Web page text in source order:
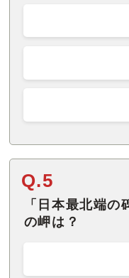
Q.5
「日本最北端
の岬は？